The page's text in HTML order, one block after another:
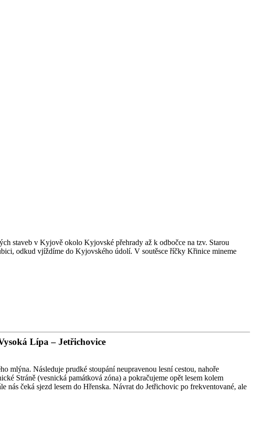
staveb v Kyjově okolo Kyjovské přehrady až k odbočce na tzv. Starou
odkud vjíždíme do Kyjovského údolí. V soutěsce říčky Křinice mineme
Lípa – Jetřichovice
mlýna. Následuje prudké stoupání neupravenou lesní cestou, nahoře
Stráně (vesnická památková zóna) a pokračujeme opět lesem kolem
nás čeká sjezd lesem do Hřenska. Návrat do Jetřichovic po frekventované, ale